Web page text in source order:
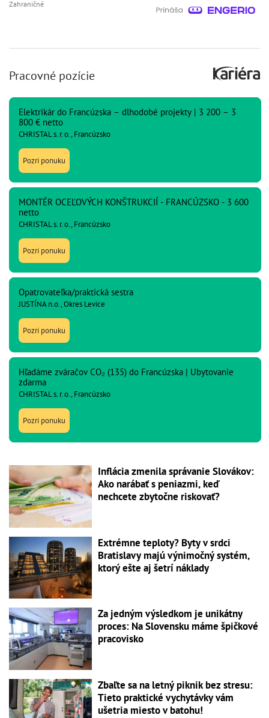
Zahraničné
Pracovné pozície
Elektrikár do Francúzska – dlhodobé projekty | 3 200 – 3
800 € netto
CHRISTAL s. r. o., Francúzsko
Pozri ponuku
MONTÉR OCEĽOVÝCH KONŠTRUKCIÍ - FRANCÚZSKO - 3 600
netto
CHRISTAL s. r. o., Francúzsko
Pozri ponuku
Opatrovateľka/praktická sestra
JUSTÍNA n.o., Okres Levice
Pozri ponuku
Hľadáme zváračov CO₂ (135) do Francúzska | Ubytovanie
zdarma
CHRISTAL s. r. o., Francúzsko
Pozri ponuku
Inflácia zmenila správanie Slovákov:
Ako narábať s peniazmi, keď
nechcete zbytočne riskovať?
Extrémne teploty? Byty v srdci
Bratislavy majú výnimočný systém,
ktorý ešte aj šetrí náklady
Za jedným výsledkom je unikátny
proces: Na Slovensku máme špičkové
pracovisko
Zbaľte sa na letný piknik bez stresu:
Tieto praktické vychytávky vám
ušetria miesto v batohu!